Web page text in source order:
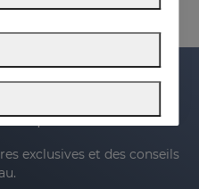
et recevez
prochain achat
exclusives et des conseils